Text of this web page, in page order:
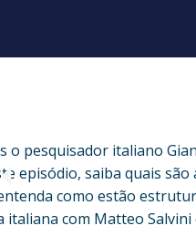
o pesquisador italiano
episódio, saiba quais
como estão
com Matteo